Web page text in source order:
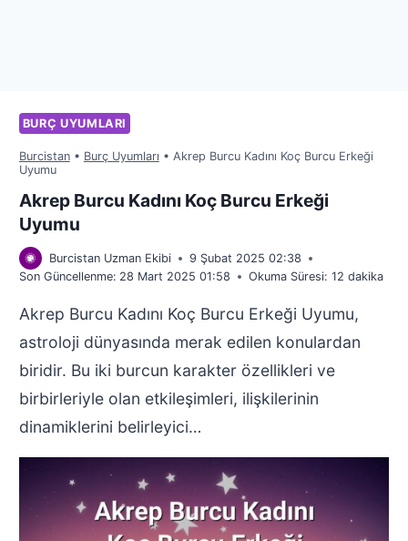
BURÇ UYUMLARI
Burcistan• Burç Uyumları • Akrep Burcu Kadını Koç Burcu Erkeği
Uyumu
Akrep Burcu Kadını Koç Burcu Erkeği
Uyumu
Burcistan Uzman Ekibi
9 Şubat 2025 02:38
Son Güncellenme: 28 Mart 2025 01:58 Okuma Süresi: 12 dakika
Akrep Burcu Kadını Koç Burcu Erkeği Uyumu,
astroloji dünyasında merak edilen konulardan
biridir. Bu iki burcun karakter özellikleri ve
birbirleriyle olan etkileşimleri, ilişkilerinin
dinamiklerini belirleyici…